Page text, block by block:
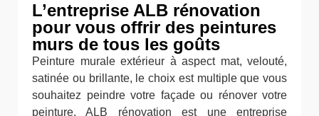
L’entreprise ALB rénovation
pour vous offrir des peintures
murs de tous les goûts
Peinture murale extérieur à aspect mat, velouté,
satinée ou brillante, le choix est multiple que vous
souhaitez peindre votre façade ou rénover votre
peinture. ALB rénovation est une entreprise